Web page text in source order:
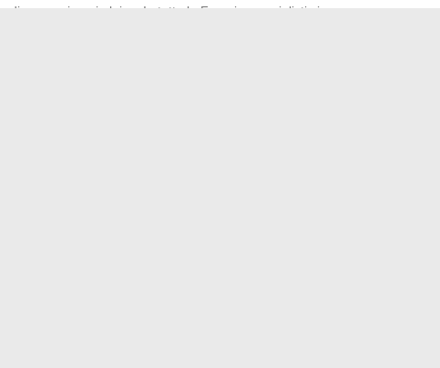
di una cerimonia laica. In tutta la Francia, specialisti si